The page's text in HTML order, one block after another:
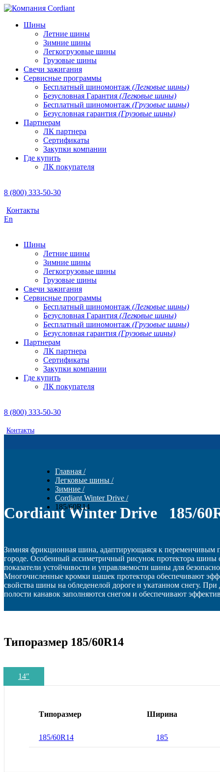
Шины
Летние шины
Зимние шины
Легкогрузовые шины
Грузовые шины
Свечи зажигания
Сервисные программы
Бесплатный шиномонтаж (Легковые шины)
Безусловная Гарантия (Легковые шины)
Бесплатный шиномонтаж (Грузовые шины)
Безусловная гарантия (Грузовые шины)
Партнерам
ЛК партнера
Сертификаты
Закупки компании
Где купить
ЛК покупателя
8 (800) 333-50-30
Контакты
En
Шины
Летние шины
Зимние шины
Легкогрузовые шины
Грузовые шины
Свечи зажигания
Сервисные программы
Бесплатный шиномонтаж (Легковые шины)
Безусловная Гарантия (Легковые шины)
Бесплатный шиномонтаж (Грузовые шины)
Безусловная гарантия (Грузовые шины)
Партнерам
ЛК партнера
Сертификаты
Закупки компании
Где купить
ЛК покупателя
8 (800) 333-50-30
Контакты
Главная /
Легковые шины /
Зимние /
Cordiant Winter Drive /
185/60R14
Cordiant Winter Drive 185/
Зимняя фрикционная шина, адаптирующаяся к переменчивым
городе. Особенный ассиметричный рисунок протектора шины
показатели устойчивости и управляемости шины для
Многочисленные кромки шашек протектора обеспечивают
свойства шины на обледенелой дороге и укатанном снегу.
полости канавок заполняются снегом и обеспечивают
Типоразмер 185/60R14
14″
Типоразмер Ширина
185/60R14 185